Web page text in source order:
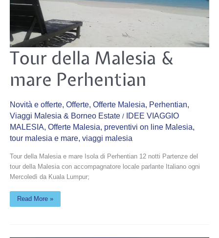
Tour della Malesia &
mare Perhentian
Novità e offerte, Offerte, Offerte Malesia, Perhentian,
Viaggi Malesia & Borneo Estate /
IDEE VIAGGIO
MALESIA, Offerte Malesia, preventivi on line Malesia,
tour malesia e mare, viaggi malesia
Tour della Malesia e mare Isola di Perhentian 12 notti Partenze del
tour della Malesia con accompagnatore locale parlante Italiano ogni
Mercoledì da Kuala Lumpur;
Tour
della
Malesia
Perhentian
Read More »